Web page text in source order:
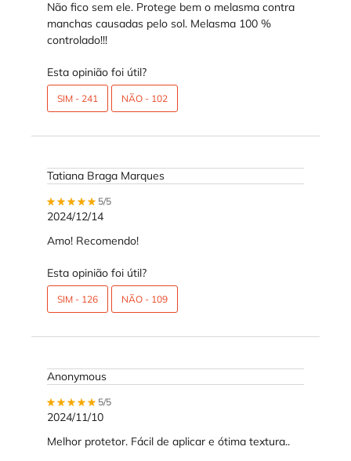
Não fico sem ele. Protege bem o melasma contra
manchas causadas pelo sol. Melasma 100 %
controlado!!!
Esta opinião foi útil?
SIM - 241 NÃO - 102
Tatiana Braga Marques
5 out of 5 stars.
5/5
2024/12/14
Amo! Recomendo!
Esta opinião foi útil?
SIM - 126 NÃO - 109
Anonymous
5 out of 5 stars.
5/5
2024/11/10
Melhor protetor. Fácil de aplicar e ótima textura..